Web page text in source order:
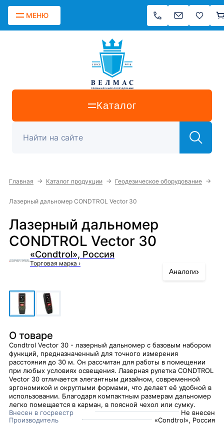
МЕНЮ
Каталог
Главная → Каталог продукции → Геодезическое оборудование →
Лазерный дальномер CONDTROL Vector 30
Лазерный дальномер
CONDTROL Vector 30
«Condtrol», Россия
Торговая марка ›
Аналоги›
О товаре
Condtrol Vector 30 - лазерный дальномер с базовым набором
функций, предназначенный для точного измерения
расстояния до 30 м. Он рассчитан для работы в помещении
при любых условиях освещения. Лазерная рулетка CONDTROL
Vector 30 отличается элегантным дизайном, современной
эргономикой и округлыми формами, что делает её удобной в
использовании. Благодаря компактным размерам дальномер
легко помещается в карман, в поясной чехол или сумку.
Внесен в госреестр
Не внесен
Производитель
«Condtrol», Россия